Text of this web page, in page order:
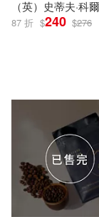
施振榮(2)
法赫米達
湯鎮瑋(2)
ネコ・パ
中國華僑
中國輕工
人類智庫
（英）史蒂夫·科爾
87 折 $240 $276